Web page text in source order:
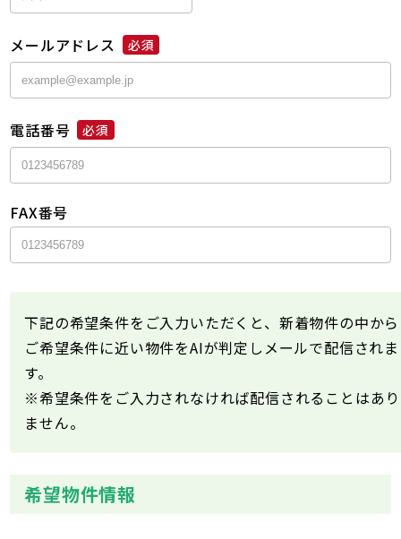
メールアドレス 必須
電話番号 必須
FAX番号
下記の希望条件をご入力いただくと、新着物件の中から
ご希望条件に近い物件をAIが判定しメールで配信されま
す。
※希望条件をご入力されなければ配信されることはあり
ません。
希望物件情報